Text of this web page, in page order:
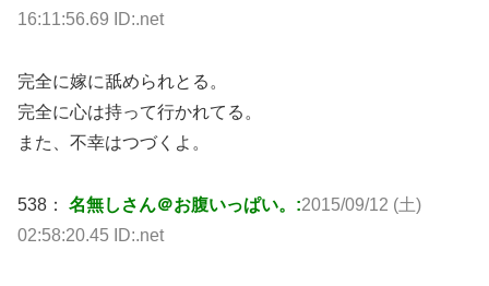
16:11:56.69 ID:.net
完全に嫁に舐められとる。
完全に心は持って行かれてる。
また、不幸はつづくよ。
538： 名無しさん＠お腹いっぱい。:2015/09/12 (土)
02:58:20.45 ID:.net